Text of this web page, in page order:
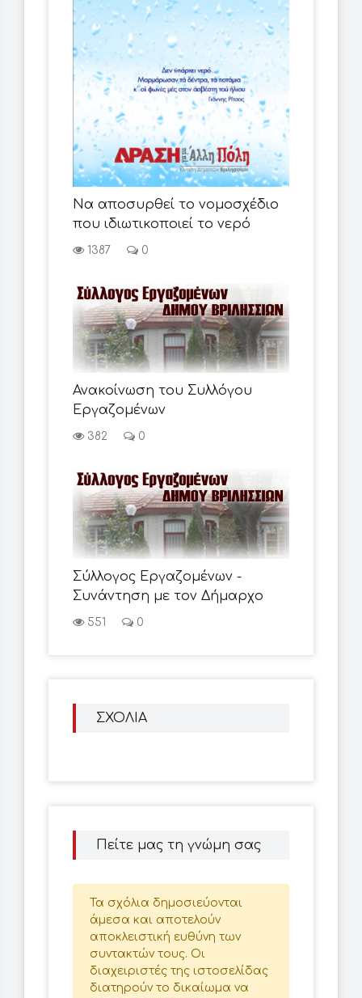
Να αποσυρθεί το νομοσχέδιο
που ιδιωτικοποιεί το νερό
1387 0
Ανακοίνωση του Συλλόγου
Εργαζομένων
382 0
Σύλλογος Εργαζομένων -
Συνάντηση με τον Δήμαρχο
551 0
ΣΧΟΛΙΑ
Πείτε μας τη γνώμη σας
Τα σχόλια δημοσιεύονται
άμεσα και αποτελούν
αποκλειστική ευθύνη των
συντακτών τους. Οι
διαχειριστές της ιστοσελίδας
διατηρούν το δικαίωμα να